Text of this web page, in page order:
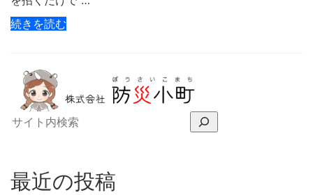
続きを読む
最近の投稿